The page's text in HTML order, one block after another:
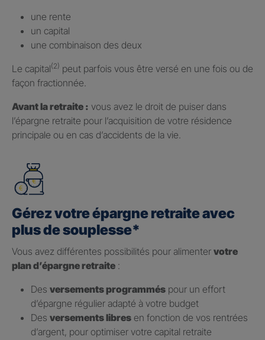
une rente
un capital
une combinaison des deux
Le capital(2) peut parfois vous être versé en une fois ou de
façon fractionnée.
Avant la retraite : vous avez le droit de puiser dans
l’épargne retraite pour l’acquisition de votre résidence
principale ou en cas d’accidents de la vie.
Gérez votre épargne retraite avec
plus de souplesse*
Vous avez différentes possibilités pour alimenter votre
plan d’épargne retraite :
Des versements programmés pour un effort
d’épargne régulier adapté à votre budget
Des versements libres en fonction de vos rentrées
d’argent, pour optimiser votre capital retraite